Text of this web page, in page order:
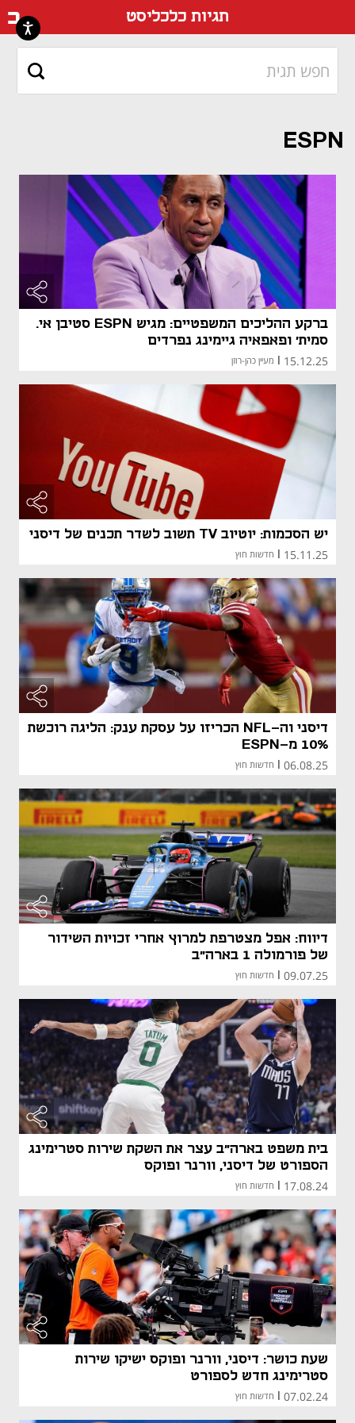
תגיות כלכליסט
ESPN
ברקע ההליכים המשפטיים: מגיש ESPN סטיבן אי.
סמית’ ופאפאיה גיימינג נפרדים
15.12.25 מעיין כהן-רוזן
יש הסכמות: יוטיוב TV תשוב לשדר תכנים של דיסני
15.11.25 חדשות חוץ
דיסני וה-NFL הכריזו על עסקת ענק: הליגה רוכשת
10% מ-ESPN
06.08.25 חדשות חוץ
דיווח: אפל מצטרפת למרוץ אחרי זכויות השידור
של פורמולה 1 בארה"ב
09.07.25 חדשות חוץ
בית משפט בארה"ב עצר את השקת שירות סטרימינג
הספורט של דיסני, וורנר ופוקס
17.08.24 חדשות חוץ
שעת כושר: דיסני, וורנר ופוקס ישיקו שירות
סטרימינג חדש לספורט
07.02.24
| חדשות חוץ